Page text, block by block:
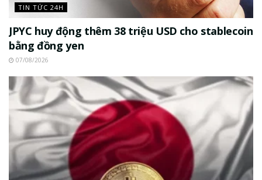
TIN TỨC 24H
JPYC huy động thêm 38 triệu USD cho stablecoin
bằng đồng yen
07/08/2026